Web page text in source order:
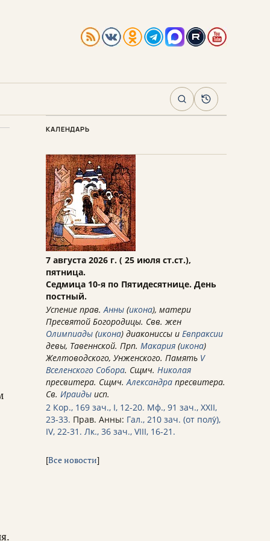
ПоискАрхив
КАЛЕНДАРЬ
7 августа 2026 г. ( 25 июля ст.ст.),
пятница.
Седмица 10-я по Пятидесятнице. День
постный.
Успение прав.Анны (икона), матери
Пресвятой Богородицы. Свв. жен
Олимпиады (икона) диакониссы и Евпраксии
девы, Тавеннской. Прп. Макария (икона)
Желтоводского, Унженского. Память V
Вселенского Собора. Сщмч. Николая
пресвитера. Сщмч.Александра пресвитера.
Св. Ираиды исп.
2 Кор., 169 зач., I, 12-20. Мф., 91 зач., XXII,
23-33. Прав. Анны: Гал., 210 зач. (от полу́),
IV, 22-31. Лк., 36 зач., VIII, 16-21.
[Все новости]